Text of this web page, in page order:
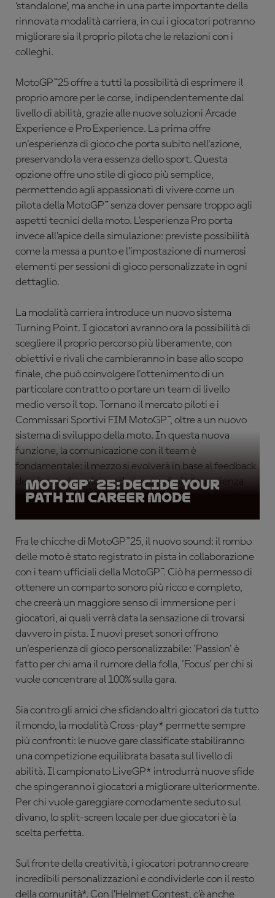
‘standalone’, ma anche in una parte importante della
rinnovata modalità carriera, in cui i giocatori potranno
migliorare sia il proprio pilota che le relazioni con i
colleghi.
MotoGP™25 offre a tutti la possibilità di esprimere il
proprio amore per le corse, indipendentemente dal
livello di abilità, grazie alle nuove soluzioni Arcade
Experience e Pro Experience. La prima offre
un'esperienza di gioco che porta subito nell'azione,
preservando la vera essenza dello sport. Questa
opzione offre uno stile di gioco più semplice,
permettendo agli appassionati di vivere come un
pilota della MotoGP™ senza dover pensare troppo agli
aspetti tecnici della moto. L’esperienza Pro porta
invece all’apice della simulazione: previste possibilità
come la messa a punto e l’impostazione di numerosi
elementi per sessioni di gioco personalizzate in ogni
dettaglio.
La modalità carriera introduce un nuovo sistema
Turning Point. I giocatori avranno ora la possibilità di
scegliere il proprio percorso più liberamente, con
obiettivi e rivali che cambieranno in base allo scopo
finale, che può coinvolgere l'ottenimento di un
particolare contratto o portare un team di livello
medio verso il top. Tornano il mercato piloti e i
Commissari Sportivi FIM MotoGP™, oltre a un nuovo
sistema di sviluppo della moto. In questa nuova
funzione, la comunicazione con il team è
fondamentale: il mezzo si evolverà in base al feedback
dei giocatori, avvicinando ancora di più l'esperienza
virtuale alla realtà.
MotoGP™ 25: Decide your
path in career mode
Fra le chicche di MotoGP™25, il nuovo sound: il rombo
delle moto è stato registrato in pista in collaborazione
con i team ufficiali della MotoGP™. Ciò ha permesso di
ottenere un comparto sonoro più ricco e completo,
che creerà un maggiore senso di immersione per i
giocatori, ai quali verrà data la sensazione di trovarsi
davvero in pista. I nuovi preset sonori offrono
un'esperienza di gioco personalizzabile: 'Passion' è
fatto per chi ama il rumore della folla, 'Focus' per chi si
vuole concentrare al 100% sulla gara.
Sia contro gli amici che sfidando altri giocatori da tutto
il mondo, la modalità Cross-play* permette sempre
più confronti: le nuove gare classificate stabiliranno
una competizione equilibrata basata sul livello di
abilità. Il campionato LiveGP* introdurrà nuove sfide
che spingeranno i giocatori a migliorare ulteriormente.
Per chi vuole gareggiare comodamente seduto sul
divano, lo split-screen locale per due giocatori è la
scelta perfetta.
Sul fronte della creatività, i giocatori potranno creare
incredibili personalizzazioni e condividerle con il resto
della comunità*. Con l’Helmet Contest, c’è anche